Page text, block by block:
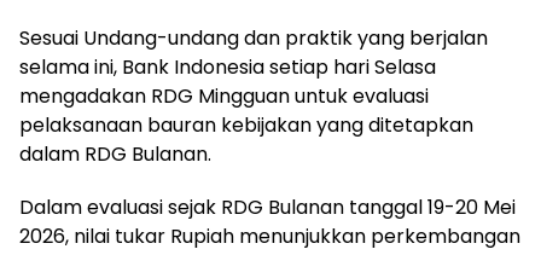
Sesuai Undang-undang dan praktik yang berjalan
selama ini, Bank Indonesia setiap hari Selasa
mengadakan RDG Mingguan untuk evaluasi
pelaksanaan bauran kebijakan yang ditetapkan
dalam RDG Bulanan.
Dalam evaluasi sejak RDG Bulanan tanggal 19-20 Mei
2026, nilai tukar Rupiah menunjukkan perkembangan